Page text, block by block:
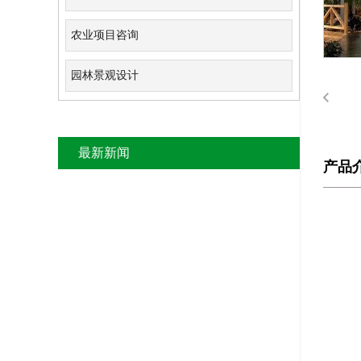
农业项目咨询
园林景观设计
最新新闻
产品